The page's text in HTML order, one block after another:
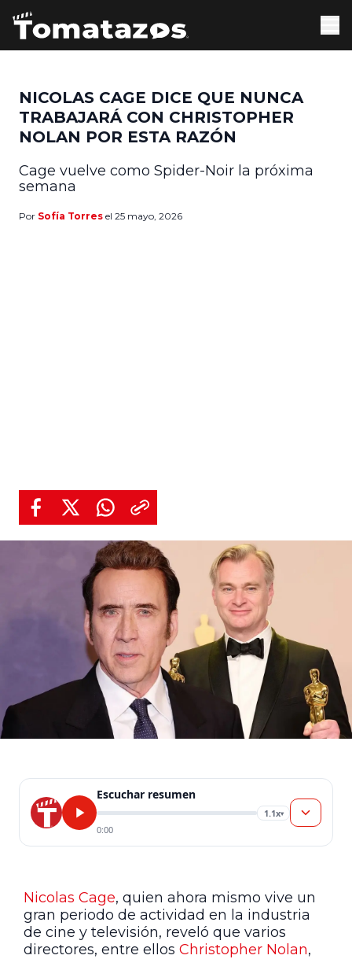
NICOLAS CAGE DICE QUE NUNCA
TRABAJARÁ CON CHRISTOPHER
NOLAN POR ESTA RAZÓN
Cage vuelve como Spider-Noir la próxima
semana
Por Sofía Torres el 25 mayo, 2026
Escuchar resumen
1.1x▾
0:00
Nicolas Cage, quien ahora mismo vive un
gran periodo de actividad en la industria
de cine y televisión, reveló que varios
directores, entre ellos Christopher Nolan,